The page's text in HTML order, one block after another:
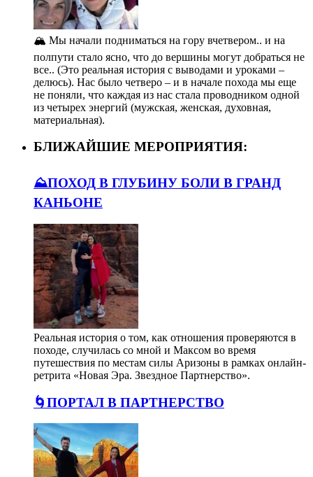
🏔️ Мы начали подниматься на гору вчетвером.. и на
полпути стало ясно, что до вершины могут добраться не
все.. (Это реальная история с выводами и уроками –
делюсь). Нас было четверо – и в начале похода мы еще
не поняли, что каждая из нас стала проводником одной
из четырех энергий (мужская, женская, духовная,
материальная).
БЛИЖАЙШИЕ МЕРОПРИЯТИЯ:
⛰️ПОХОД В ГЛУБИНУ БОЛИ В ГРАНД
КАНЬОНЕ
Реальная история о том, как отношения проверяются в
походе, случилась со мной и Максом во время
путешествия по местам силы Аризоны в рамках онлайн-
ретрита «Новая Эра. Звездное Партнерство».
🌀ПОРТАЛ В ПАРТНЕРСТВО